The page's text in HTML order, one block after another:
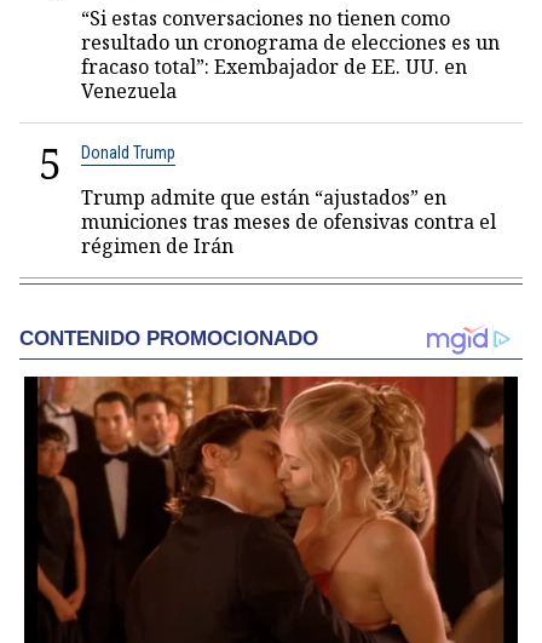
“Si estas conversaciones no tienen como
resultado un cronograma de elecciones es un
fracaso total”: Exembajador de EE. UU. en
Venezuela
5 Donald Trump
Trump admite que están “ajustados” en
municiones tras meses de ofensivas contra el
régimen de Irán